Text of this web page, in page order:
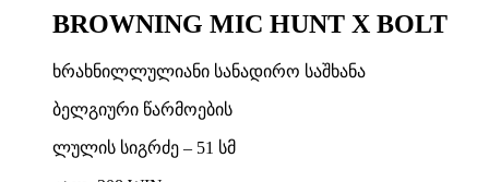
BROWNING MIC HUNT X BOLT
ხრახნილლულიანი სანადირო საშხანა
ბელგიური წარმოების
ლულის სიგრძე – 51 სმ